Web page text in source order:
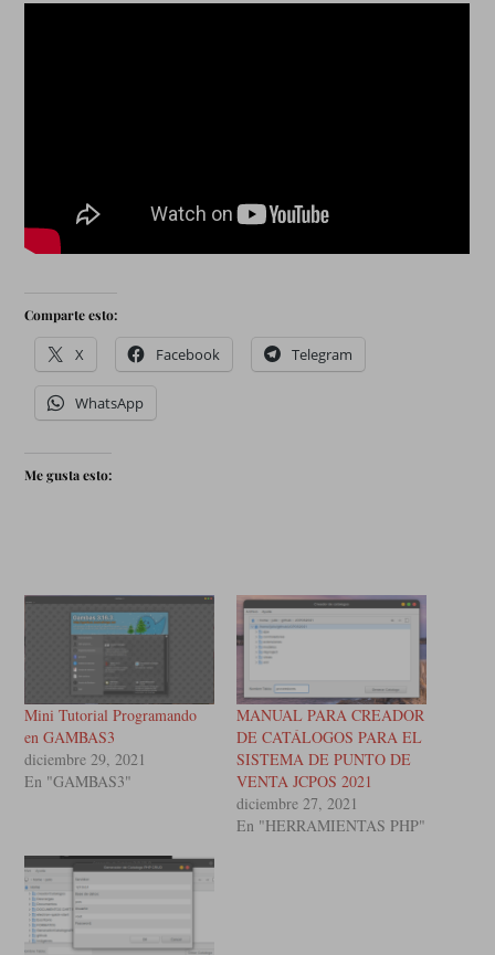
Comparte esto:
X Facebook Telegram
WhatsApp
Me gusta esto:
Mini Tutorial Programando
en GAMBAS3
diciembre 29, 2021
En "GAMBAS3"
MANUAL PARA CREADOR
DE CATÁLOGOS PARA EL
SISTEMA DE PUNTO DE
VENTA JCPOS 2021
diciembre 27, 2021
En "HERRAMIENTAS PHP"